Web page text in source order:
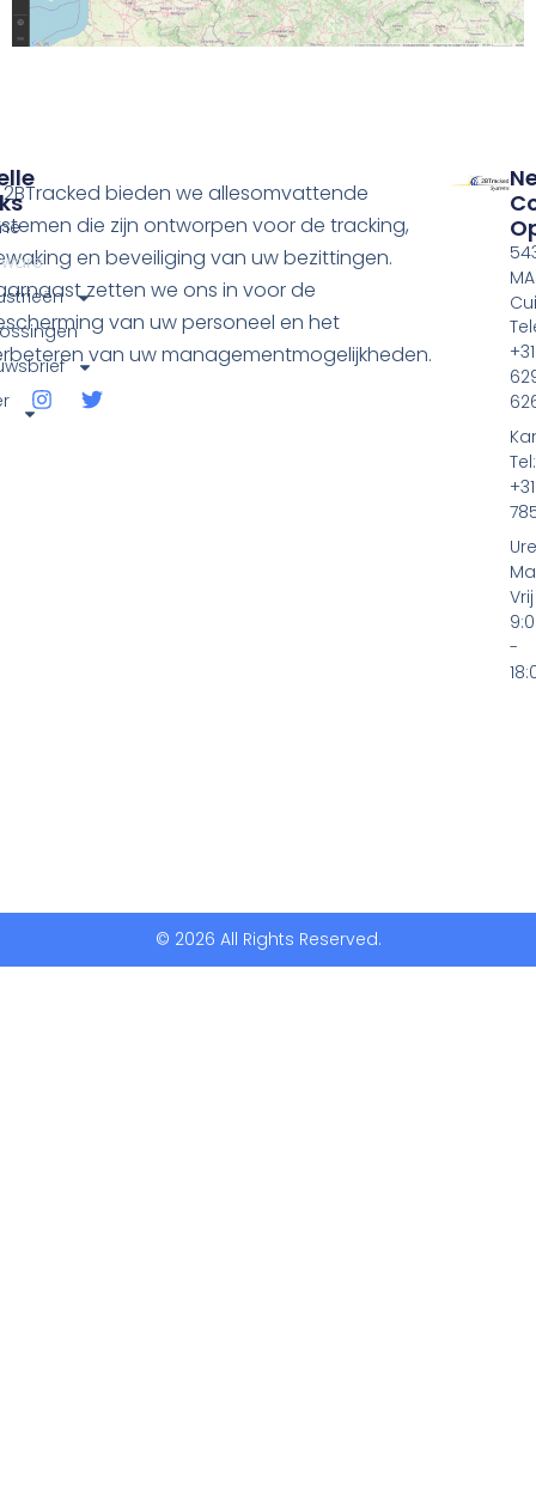
2BTracked bieden we allesomvattende
die zijn ontworpen voor de tracking,
en beveiliging van uw bezittingen.
zetten we ons in voor de
van uw personeel en het
van uw managementmogelijkheden.
MA
Tel:
Vrij
-
© 2026 All Rights Reserved.